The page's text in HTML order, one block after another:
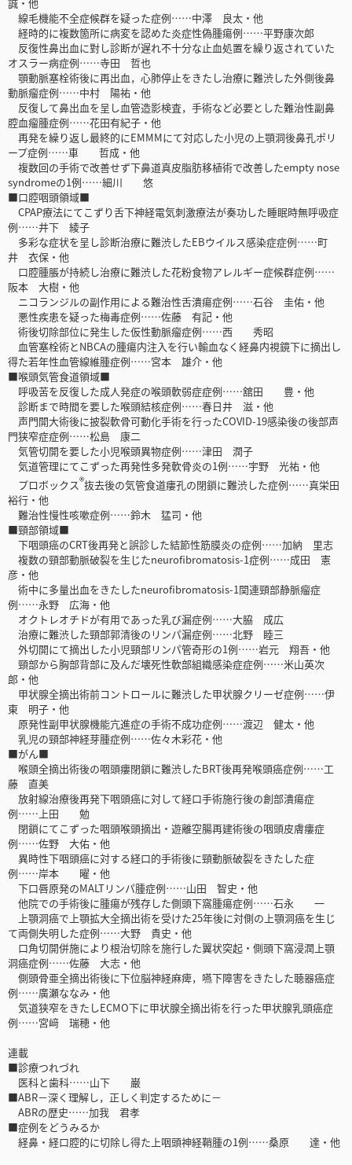
線毛機能不全症候群を疑った症例……中澤 良太・他
経時的に複数箇所に病変を認めた炎症性偽腫瘍例……平野康次郎
反復性鼻出血に對し診断が遅れ不十分な止血処置を繰り返されていた
オスラー病症例……寺田 哲也
顎動脈塞栓術後に再出血，心肺停止をきたし治療に難渋した外側後鼻
動脈瘤症例……中村 陽祐・他
反復して鼻出血を呈し血管造影検査，手術など必要とした難治性副鼻
腔血瘤腫症例……花田有紀子・他
再発を繰り返し最終的にEMMMにて対応した小児の上顎洞後鼻孔ポリ
ープ症例……車 哲成・他
複数回の手術で改善せず下鼻道真皮脂肪移植術で改善したempty nose
syndromeの1例……細川 悠
■口腔咽頭領域■
CPAP療法にてこずり舌下神経電気刺激療法が奏功した睡眠時無呼吸症
例……井下 綾子
多彩な症状を呈し診断治療に難渋したEBウイルス感染症症例……町
井 衣保・他
口腔腫脹が持続し治療に難渋した花粉食物アレルギー症候群症例……
阪本 大樹・他
ニコランジルの副作用による難治性舌潰瘍症例……石谷 圭佑・他
悪性疾患を疑った梅毒症例……佐藤 有記・他
術後切除部位に発生した仮性動脈瘤症例……西 秀昭
血管塞栓術とNBCAの腫瘍内注入を行い輸血なく経鼻内視鏡下に摘出し
得た若年性血管線維腫症例……宮本 雄介・他
■喉頭気管食道領域■
呼吸苦を反復した成人発症の喉頭軟弱症症例……舘田 豊・他
診断まで時間を要した喉頭結核症例……春日井 滋・他
声門開大術後に披裂軟骨可動化手術を行ったCOVID-19感染後の後部声
門狭窄症症例……松島 康二
気管切開を要した小児喉頭異物症例……津田 潤子
気道管理にてこずった再発性多発軟骨炎の1例……宇野 光祐・他
プロボックス®抜去後の気管食道瘻孔の閉鎖に難渋した症例……真栄田
裕行・他
難治性慢性咳嗽症例……鈴木 猛司・他
■頸部領域■
下咽頭癌のCRT後再発と誤診した結節性筋膜炎の症例……加納 里志
複数の頸部動脈破裂を生じたneurofibromatosis-1症例……成田 憲
彦・他
術中に多量出血をきたしたneurofibromatosis-1関連頸部静脈瘤症
例……永野 広海・他
オクトレオチドが有用であった乳び漏症例……大脇 成広
治療に難渋した頸部郭清後のリンパ漏症例……北野 睦三
外切開にて摘出した小児頸部リンパ管奇形の1例……岩元 翔吾・他
頸部から胸部背部に及んだ壊死性軟部組織感染症症例……米山英次
郎・他
甲状腺全摘出術前コントロールに難渋した甲状腺クリーゼ症例……伊
東 明子・他
原発性副甲状腺機能亢進症の手術不成功症例……渡辺 健太・他
乳児の頸部神経芽腫症例……佐々木彩花・他
■がん■
喉頭全摘出術後の咽頭瘻閉鎖に難渋したBRT後再発喉頭癌症例……工
藤 直美
放射線治療後再発下咽頭癌に対して経口手術施行後の創部潰瘍症
例……上田 勉
閉鎖にてこずった咽頭喉頭摘出・遊離空腸再建術後の咽頭皮膚瘻症
例……佐野 大佑・他
異時性下咽頭癌に対する経口的手術後に頸動脈破裂をきたした症
例……岸本 曜・他
下口唇原発のMALTリンパ腫症例……山田 智史・他
他院での手術後に腫瘍が残存した側頭下窩腫瘍症例……石永 一
上顎洞癌で上顎拡大全摘出術を受けた25年後に対側の上顎洞癌を生じ
て両側失明した症例……大野 貴史・他
口角切開併施により根治切除を施行した翼状突起・側頭下窩浸潤上顎
洞癌症例……佐藤 大志・他
側頭骨亜全摘出術後に下位脳神経麻痺，嚥下障害をきたした聴器癌症
例……廣瀬ななみ・他
気道狭窄をきたしECMO下に甲状腺全摘出術を行った甲状腺乳頭癌症
例……宮﨑 瑞穂・他
連載
■診療つれづれ
医科と歯科……山下 巌
■ABR－深く理解し，正しく判定するために－
ABRの歴史……加我 君孝
■症例をどうみるか
経鼻・経口腔的に切除し得た上咽頭神経鞘腫の1例……桑原 達・他